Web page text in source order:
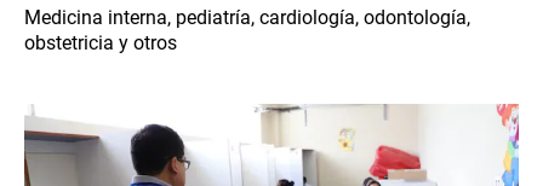
Medicina interna, pediatría, cardiología, odontología,
obstetricia y otros